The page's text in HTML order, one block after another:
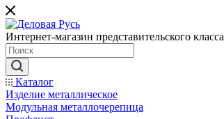
Интернет-магазин представительского класса
Каталог
Изделие металлическое
Модульная металлочерепица